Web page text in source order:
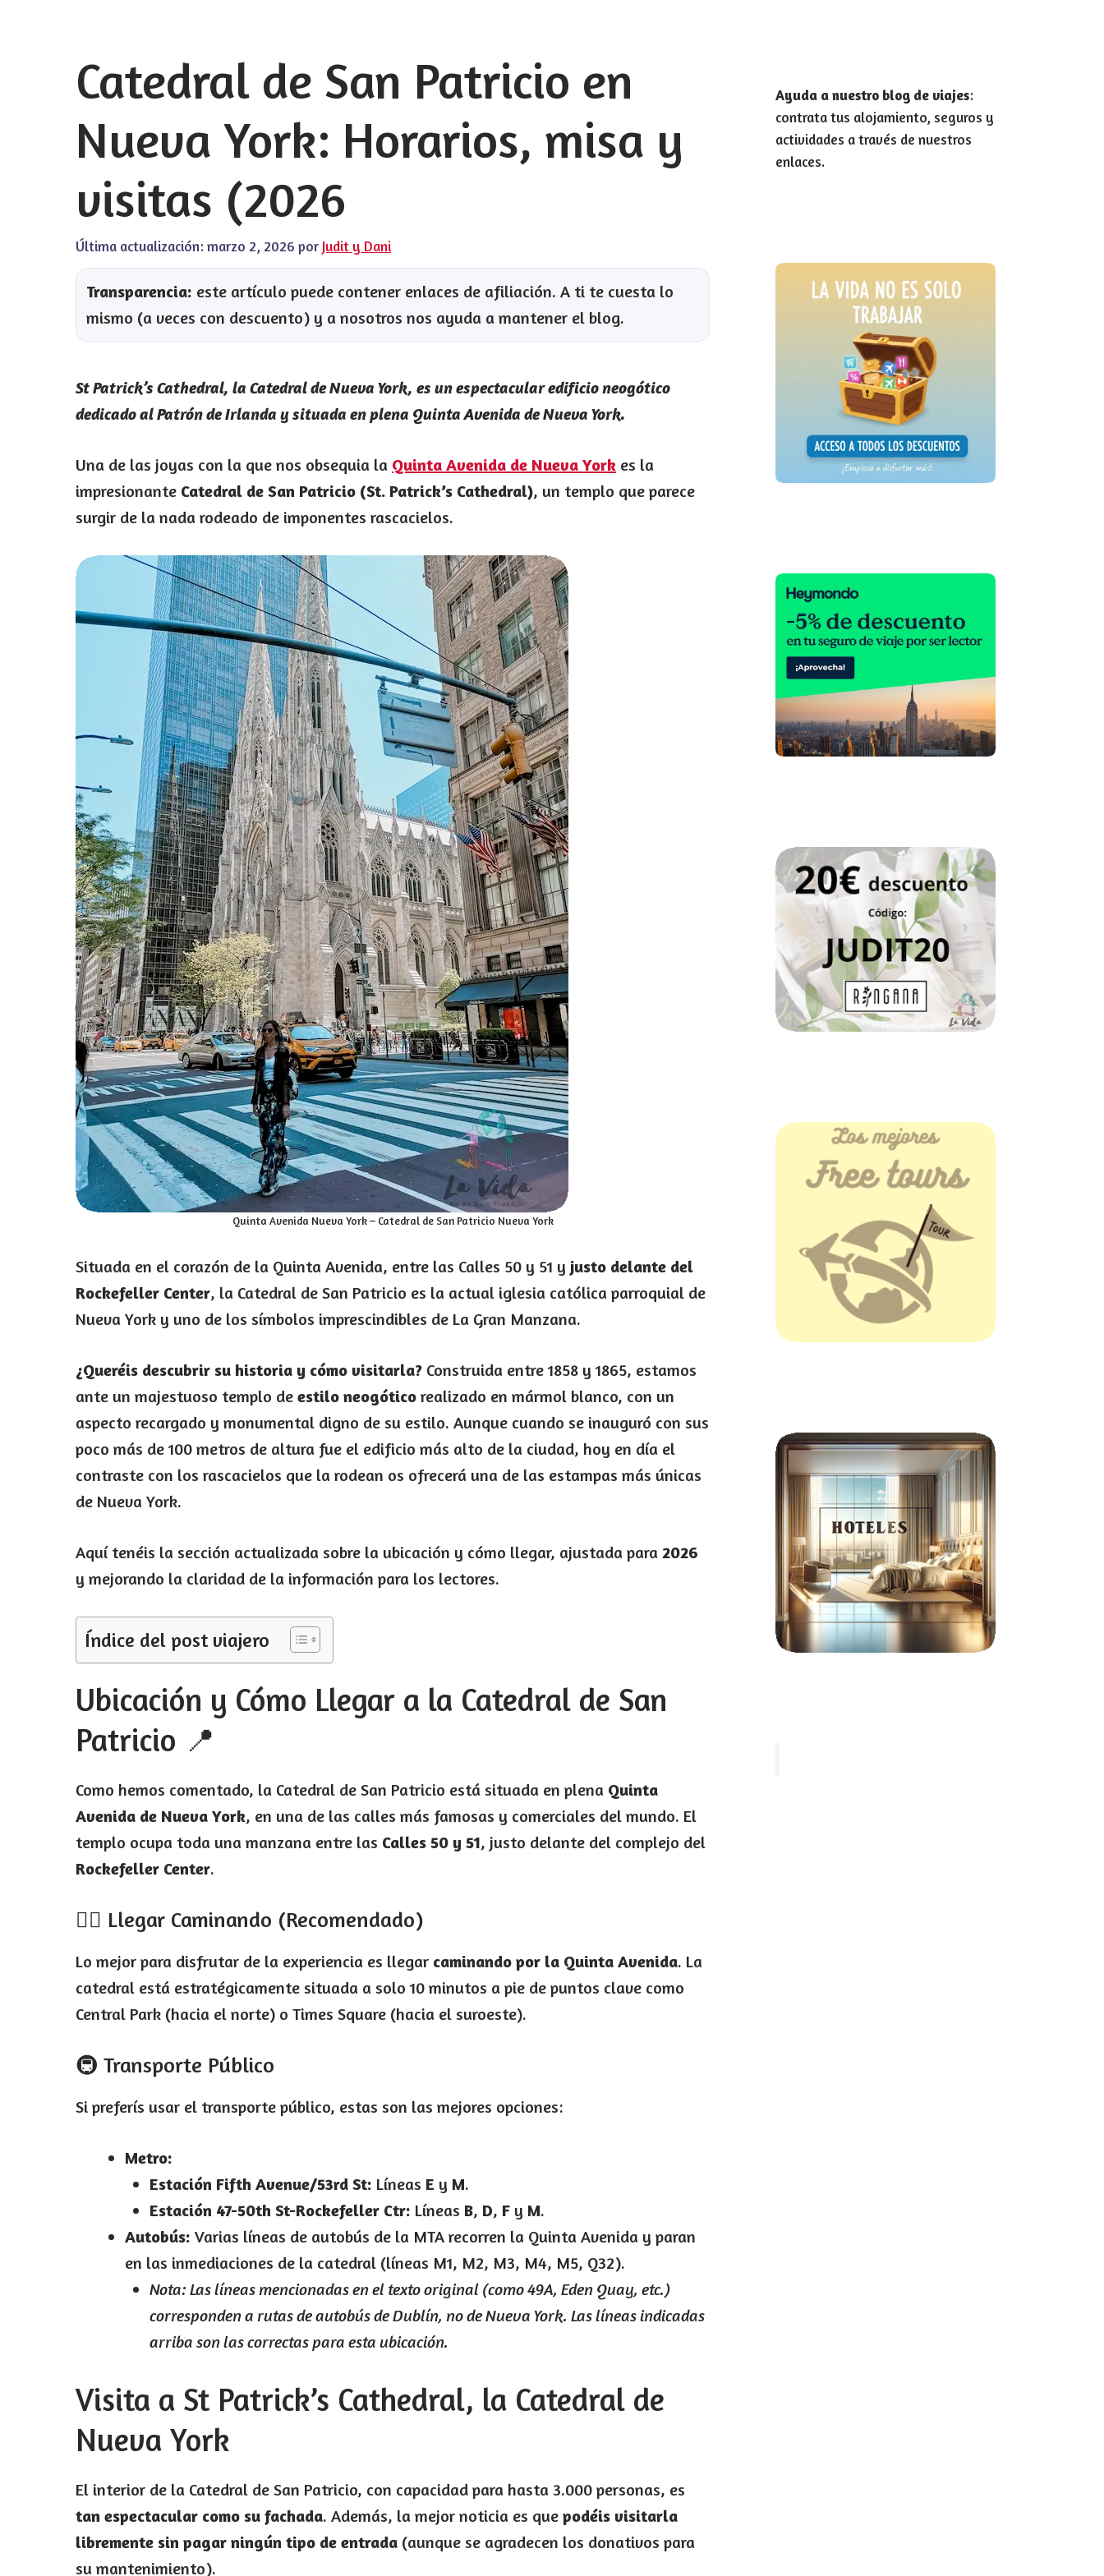
Catedral de San Patricio en
Nueva York: Horarios, misa y
visitas (2026
Última actualización: marzo 2, 2026 por Judit y Dani
Transparencia: este artículo puede contener enlaces de afiliación. A ti te cuesta lo
mismo (a veces con descuento) y a nosotros nos ayuda a mantener el blog.
St Patrick’s Cathedral, la Catedral de Nueva York, es un espectacular edificio neogótico
dedicado al Patrón de Irlanda y situada en plena Quinta Avenida de Nueva York.
Una de las joyas con la que nos obsequia la Quinta Avenida de Nueva York es la
impresionante Catedral de San Patricio (St. Patrick’s Cathedral), un templo que parece
surgir de la nada rodeado de imponentes rascacielos.
Quinta Avenida Nueva York – Catedral de San Patricio Nueva York
Situada en el corazón de la Quinta Avenida, entre las Calles 50 y 51 y justo delante del
Rockefeller Center, la Catedral de San Patricio es la actual iglesia católica parroquial de
Nueva York y uno de los símbolos imprescindibles de La Gran Manzana.
¿Queréis descubrir su historia y cómo visitarla? Construida entre 1858 y 1865, estamos
ante un majestuoso templo de estilo neogótico realizado en mármol blanco, con un
aspecto recargado y monumental digno de su estilo. Aunque cuando se inauguró con sus
poco más de 100 metros de altura fue el edificio más alto de la ciudad, hoy en día el
contraste con los rascacielos que la rodean os ofrecerá una de las estampas más únicas
de Nueva York.
Aquí tenéis la sección actualizada sobre la ubicación y cómo llegar, ajustada para 2026
y mejorando la claridad de la información para los lectores.
Índice del post viajero
Ubicación y Cómo Llegar a la Catedral de San
Patricio 📍
Como hemos comentado, la Catedral de San Patricio está situada en plena Quinta
Avenida de Nueva York, en una de las calles más famosas y comerciales del mundo. El
templo ocupa toda una manzana entre las Calles 50 y 51, justo delante del complejo del
Rockefeller Center.
🚶‍♂️ Llegar Caminando (Recomendado)
Lo mejor para disfrutar de la experiencia es llegar caminando por la Quinta Avenida. La
catedral está estratégicamente situada a solo 10 minutos a pie de puntos clave como
Central Park (hacia el norte) o Times Square (hacia el suroeste).
🚇 Transporte Público
Si preferís usar el transporte público, estas son las mejores opciones:
Metro:
Estación Fifth Avenue/53rd St: Líneas E y M.
Estación 47-50th St-Rockefeller Ctr: Líneas B, D, F y M.
Autobús: Varias líneas de autobús de la MTA recorren la Quinta Avenida y paran
en las inmediaciones de la catedral (líneas M1, M2, M3, M4, M5, Q32).
Nota: Las líneas mencionadas en el texto original (como 49A, Eden Quay, etc.)
corresponden a rutas de autobús de Dublín, no de Nueva York. Las líneas indicadas
arriba son las correctas para esta ubicación.
Visita a St Patrick’s Cathedral, la Catedral de
Nueva York
El interior de la Catedral de San Patricio, con capacidad para hasta 3.000 personas, es
tan espectacular como su fachada. Además, la mejor noticia es que podéis visitarla
libremente sin pagar ningún tipo de entrada (aunque se agradecen los donativos para
su mantenimiento).
Ayuda a nuestro blog de viajes:
contrata tus alojamiento, seguros y
actividades a través de nuestros
enlaces.